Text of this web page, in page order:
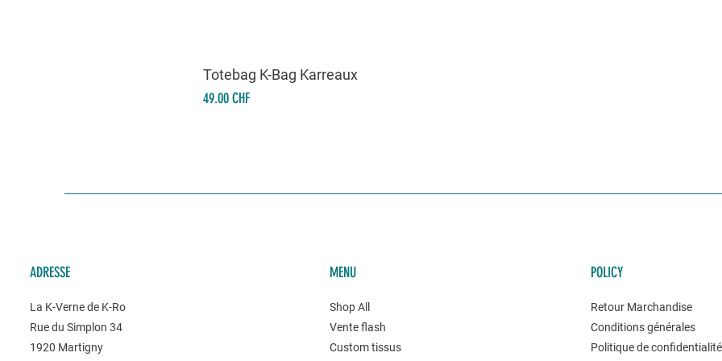
Totebag K-Bag Karreaux
Prix
49.00 CHF
ADRESSE
La K-Verne de K-Ro
Rue du Simplon 34
1920 Martigny
MENU
Shop All
Vente flash
Custom tissus
POLICY
Retour Marchandise
Conditions générales
Politique de